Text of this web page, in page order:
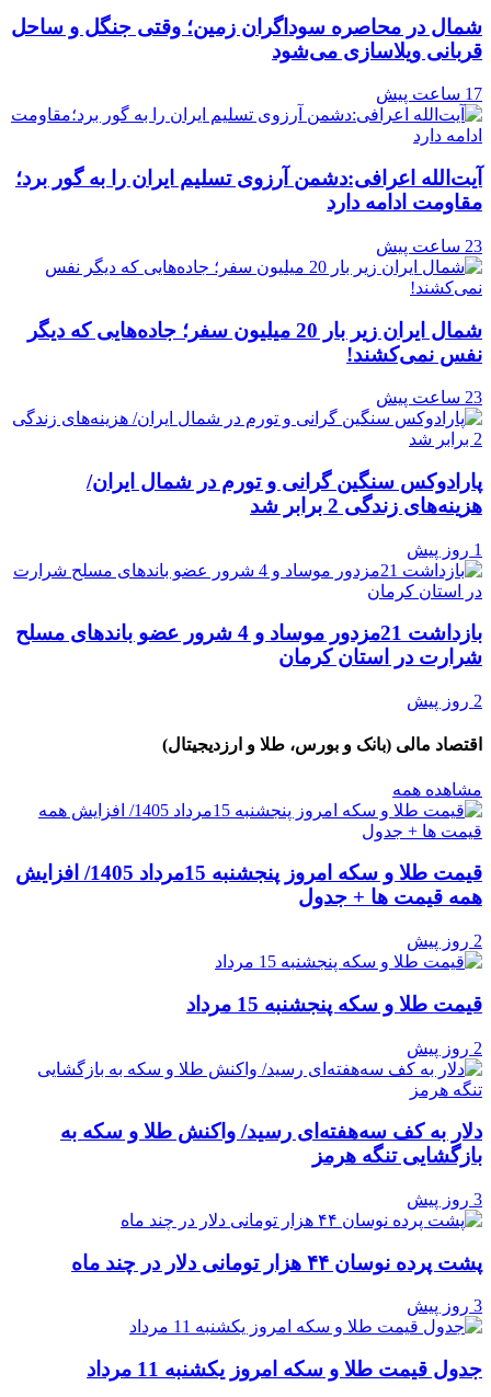
شمال در محاصره سوداگران زمین؛ وقتی جنگل و ساحل
قربانی ویلاسازی می‌شود
17 ساعت پیش
آیت‌الله اعرافی:دشمن آرزوی تسلیم ایران را به گور برد؛
مقاومت ادامه دارد
23 ساعت پیش
شمال ایران زیر بار 20 میلیون سفر؛ جاده‌هایی که دیگر
نفس نمی‌کشند!
23 ساعت پیش
پارادوکس سنگین گرانی و تورم در شمال ایران/
هزینه‌های زندگی 2 برابر ‌شد
1 روز پیش
بازداشت 21مزدور موساد و 4 شرور عضو باندهای مسلح
شرارت در استان کرمان
2 روز پیش
اقتصاد مالی (بانک و بورس، طلا و ارزدیجیتال)
مشاهده همه
قیمت طلا و سکه امروز پنجشنبه 15مرداد 1405/ افزایش
همه قیمت ها + جدول
2 روز پیش
قیمت طلا و سکه پنجشنبه 15 مرداد
2 روز پیش
دلار به کف سه‌هفته‌ای رسید/ واکنش طلا و سکه به
بازگشایی تنگه هرمز
3 روز پیش
پشت پرده نوسان ۴۴ هزار تومانی دلار در چند ماه
3 روز پیش
جدول قیمت طلا و سکه امروز یکشنبه 11 مرداد